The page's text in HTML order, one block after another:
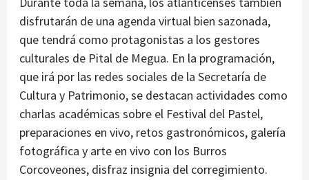
disfrutarán de una agenda virtual bien sazonada,
que tendrá como protagonistas a los gestores
culturales de Pital de Megua. En la programación,
que irá por las redes sociales de la Secretaría de
Cultura y Patrimonio, se destacan actividades como
charlas académicas sobre el Festival del Pastel,
preparaciones en vivo, retos gastronómicos, galería
fotográfica y arte en vivo con los Burros
Corcoveones, disfraz insignia del corregimiento.